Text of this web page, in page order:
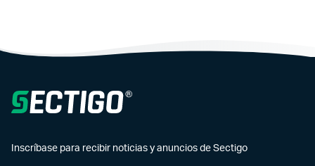
Inscríbase para recibir noticias y anuncios de Sectigo